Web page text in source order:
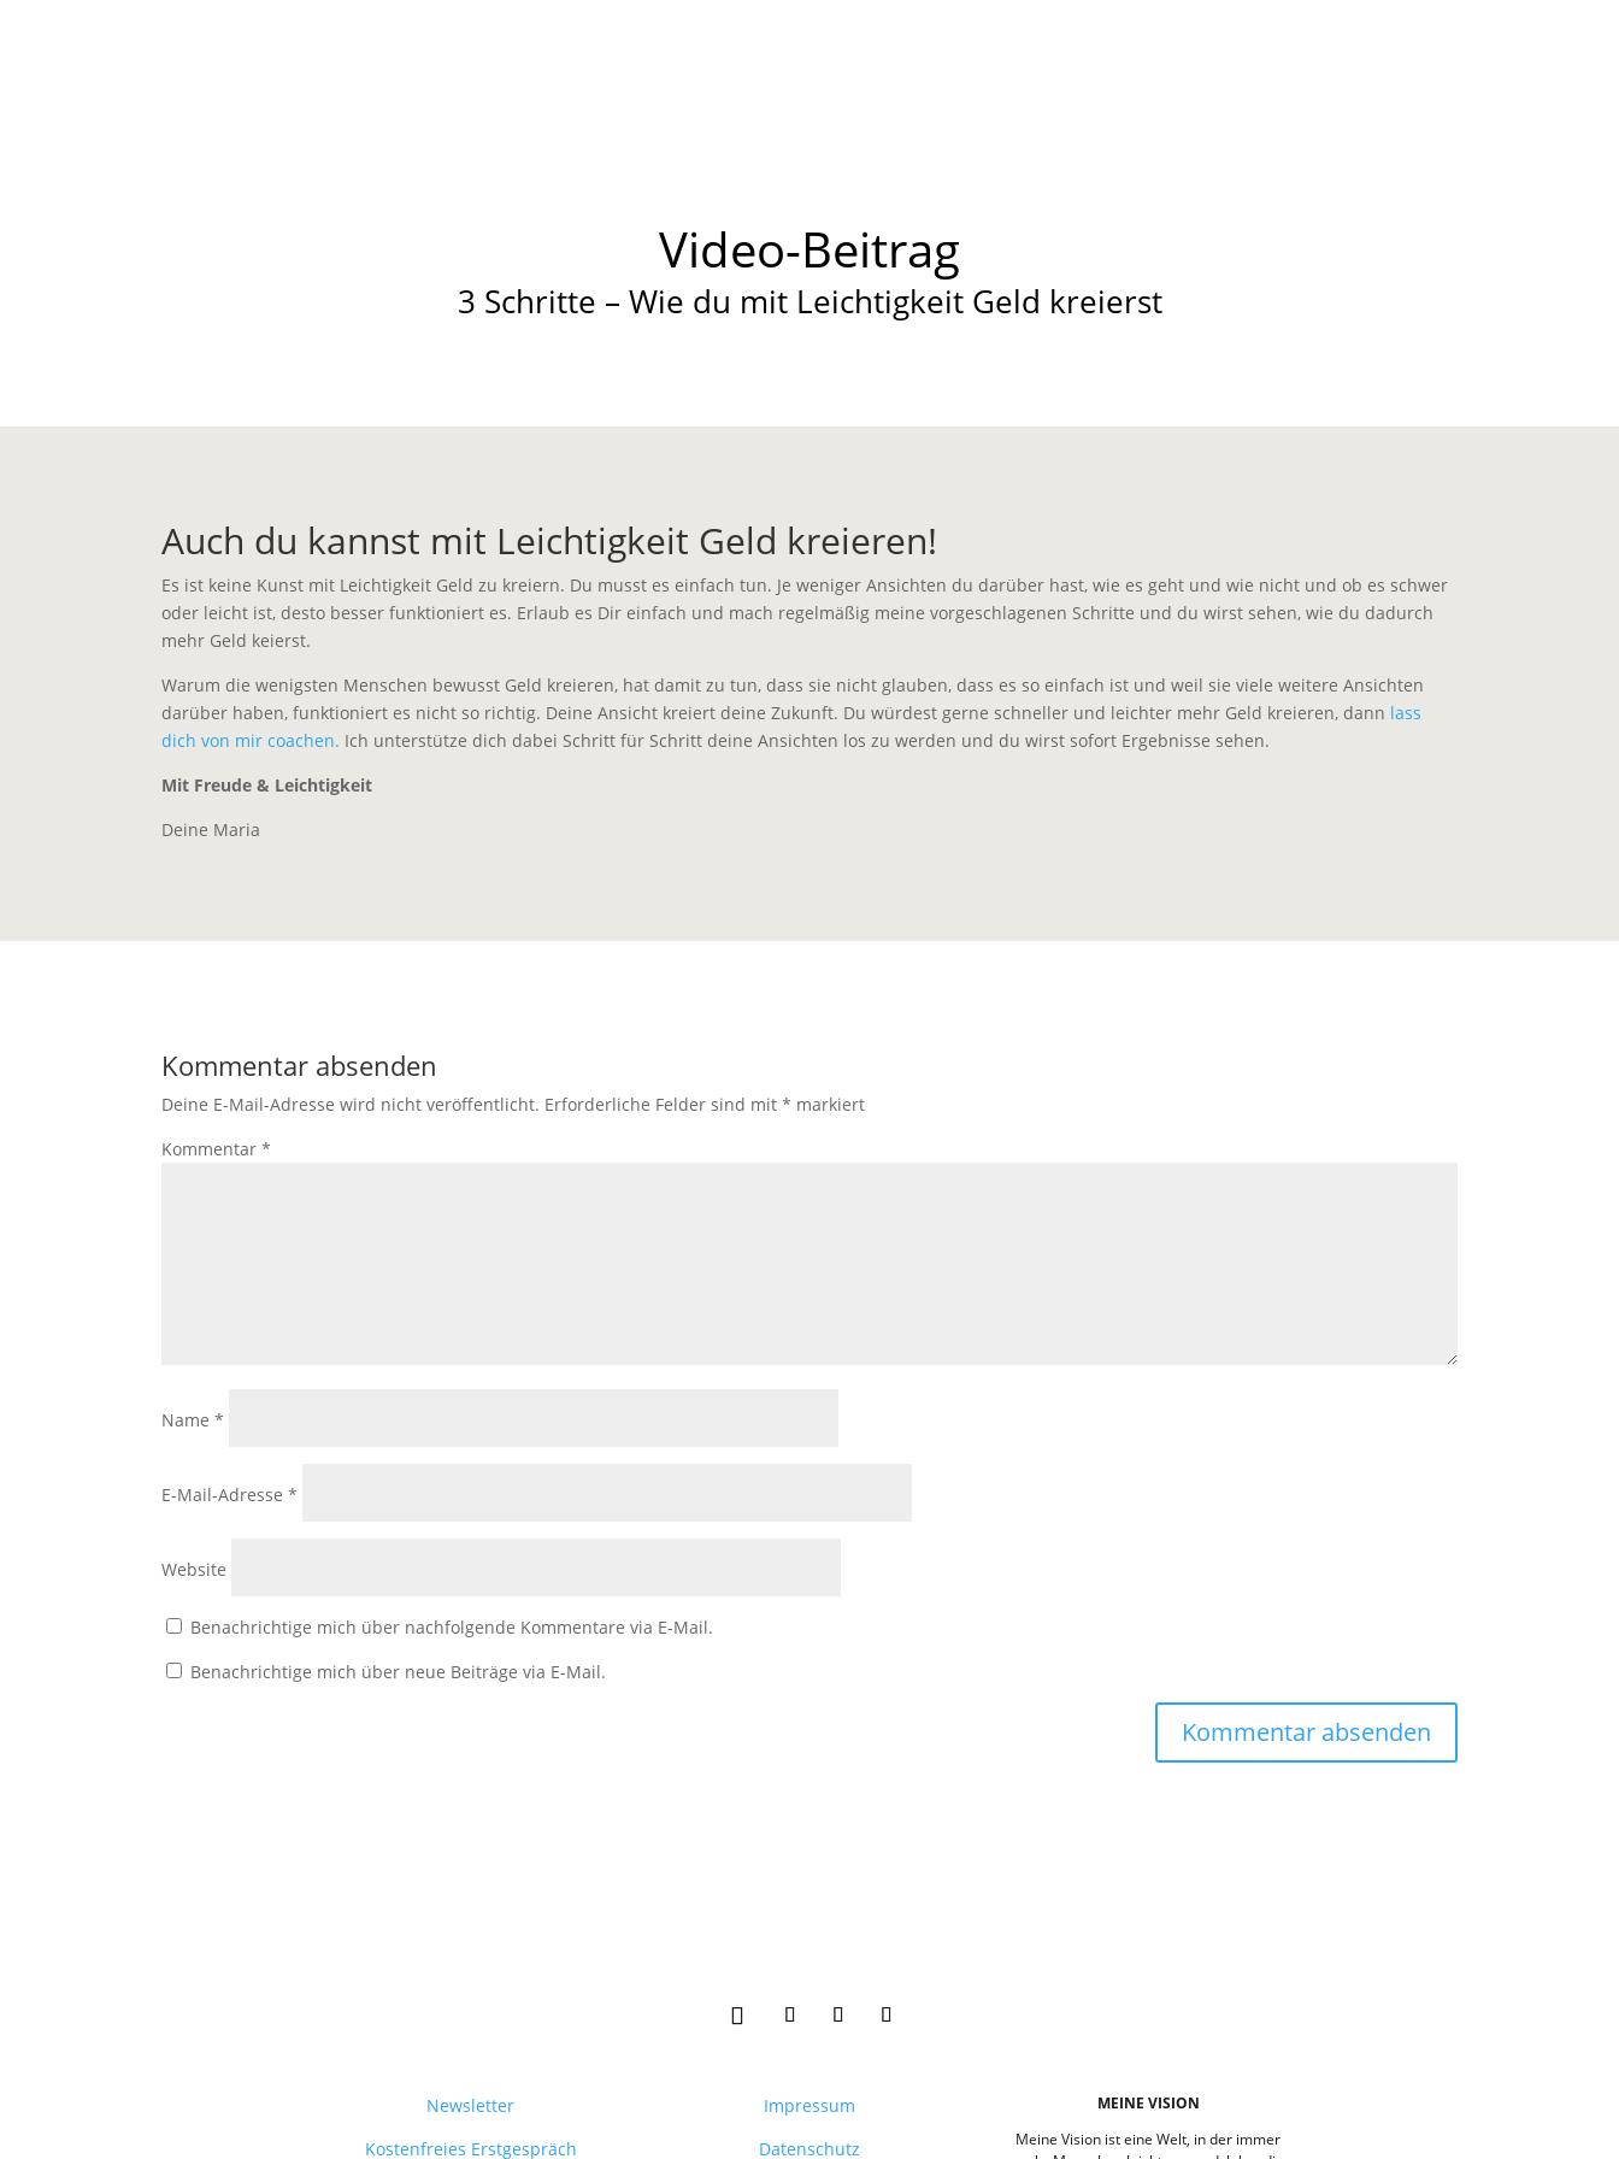
Video-Beitrag
3 Schritte – Wie du mit Leichtigkeit Geld kreierst
Auch du kannst mit Leichtigkeit Geld kreieren!
Es ist keine Kunst mit Leichtigkeit Geld zu kreiern. Du musst es einfach tun. Je weniger Ansichten du darüber hast, wie es geht und wie nicht und ob es schwer
oder leicht ist, desto besser funktioniert es. Erlaub es Dir einfach und mach regelmäßig meine vorgeschlagenen Schritte und du wirst sehen, wie du dadurch
mehr Geld keierst.
Warum die wenigsten Menschen bewusst Geld kreieren, hat damit zu tun, dass sie nicht glauben, dass es so einfach ist und weil sie viele weitere Ansichten
darüber haben, funktioniert es nicht so richtig. Deine Ansicht kreiert deine Zukunft. Du würdest gerne schneller und leichter mehr Geld kreieren, dann lass
dich von mir coachen. Ich unterstütze dich dabei Schritt für Schritt deine Ansichten los zu werden und du wirst sofort Ergebnisse sehen.
Mit Freude & Leichtigkeit
Deine Maria
Kommentar absenden
Deine E-Mail-Adresse wird nicht veröffentlicht. Erforderliche Felder sind mit* markiert
Kommentar*
Name*
E-Mail-Adresse*
Website
Benachrichtige mich über nachfolgende Kommentare via E-Mail.
Benachrichtige mich über neue Beiträge via E-Mail.
Newsletter
Kostenfreies Erstgespräch
Impressum
Datenschutz
MEINE VISION
Meine Vision ist eine Welt, in der immer